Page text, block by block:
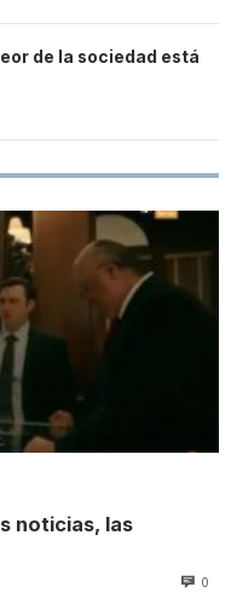
de la sociedad está
noticias, las
0